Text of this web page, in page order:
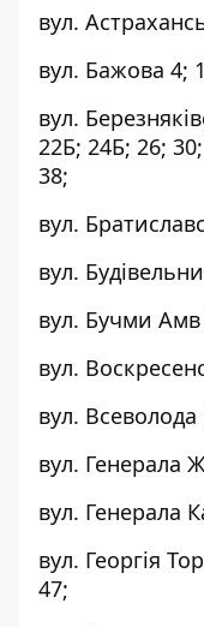
вул.
вул. Бажова 4;
вул.
22Б; 24Б; 26;
38;
вул.
вул.
вул. Бучми Амв
вул.
вул.
вул. Генерала
вул. Генерала
вул. Георгія
47;